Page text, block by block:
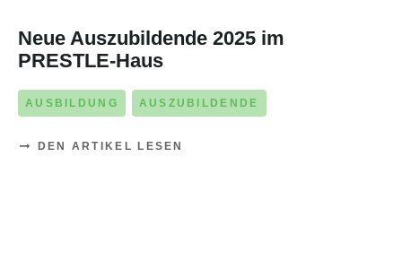
Neue Auszubildende 2025 im
PRESTLE-Haus
AUSBILDUNG AUSZUBILDENDE
DEN ARTIKEL LESEN